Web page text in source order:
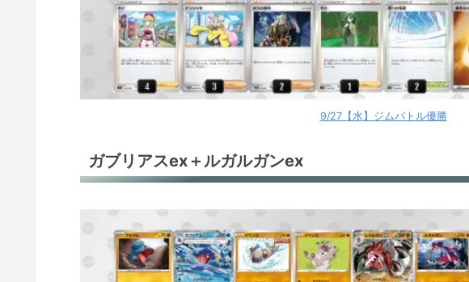
9/27【水】ジムバトル優勝
ガブリアスex＋ルガルガンex